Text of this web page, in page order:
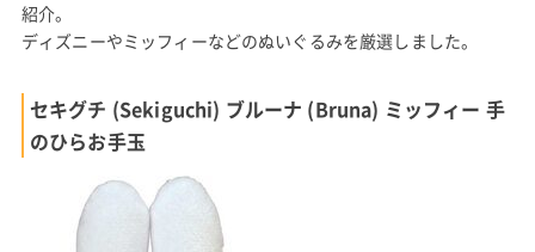
紹介。
ディズニーやミッフィーなどのぬいぐるみを厳選しました。
セキグチ (Sekiguchi) ブルーナ (Bruna) ミッフィー 手
のひらお手玉